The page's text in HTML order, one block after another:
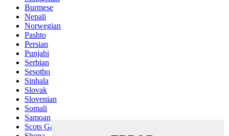
Burmese
Nepali
Norwegian
Pashto
Persian
Punjabi
Serbian
Sesotho
Sinhala
Slovak
Slovenian
Somali
Samoan
Scots Gaelic